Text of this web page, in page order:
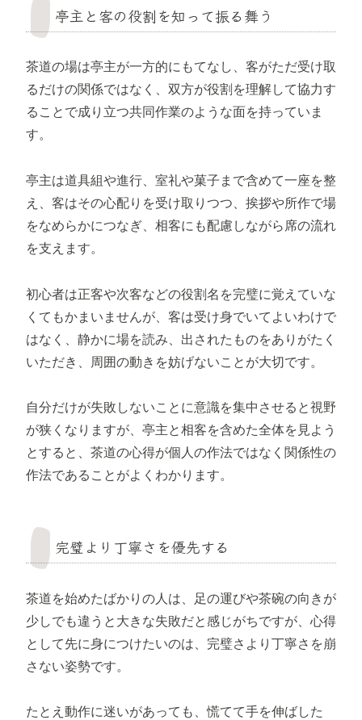
亭主と客の役割を知って振る舞う
茶道の場は亭主が一方的にもてなし、客がただ受け取
るだけの関係ではなく、双方が役割を理解して協力す
ることで成り立つ共同作業のような面を持っていま
す。
亭主は道具組や進行、室礼や菓子まで含めて一座を整
え、客はその心配りを受け取りつつ、挨拶や所作で場
をなめらかにつなぎ、相客にも配慮しながら席の流れ
を支えます。
初心者は正客や次客などの役割名を完璧に覚えていな
くてもかまいませんが、客は受け身でいてよいわけで
はなく、静かに場を読み、出されたものをありがたく
いただき、周囲の動きを妨げないことが大切です。
自分だけが失敗しないことに意識を集中させると視野
が狭くなりますが、亭主と相客を含めた全体を見よう
とすると、茶道の心得が個人の作法ではなく関係性の
作法であることがよくわかります。
完璧より丁寧さを優先する
茶道を始めたばかりの人は、足の運びや茶碗の向きが
少しでも違うと大きな失敗だと感じがちですが、心得
として先に身につけたいのは、完璧さより丁寧さを崩
さない姿勢です。
たとえ動作に迷いがあっても、慌てて手を伸ばした